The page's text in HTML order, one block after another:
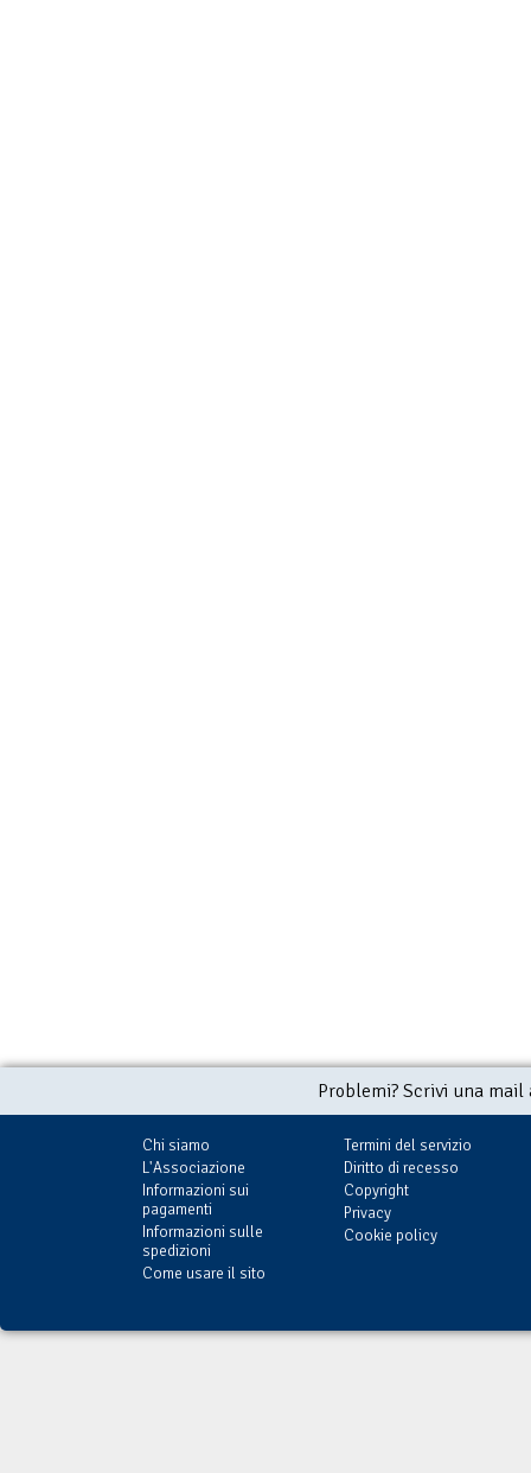
Problemi? Scrivi una
Chi siamo
L'Associazione
Informazioni sui
pagamenti
Informazioni sulle
spedizioni
Come usare il sito
Termini del servizio
Diritto di recesso
Copyright
Privacy
Cookie policy